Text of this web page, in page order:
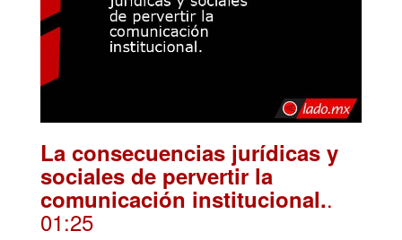
La consecuencias jurídicas y
sociales de pervertir la
comunicación institucional..
01:25